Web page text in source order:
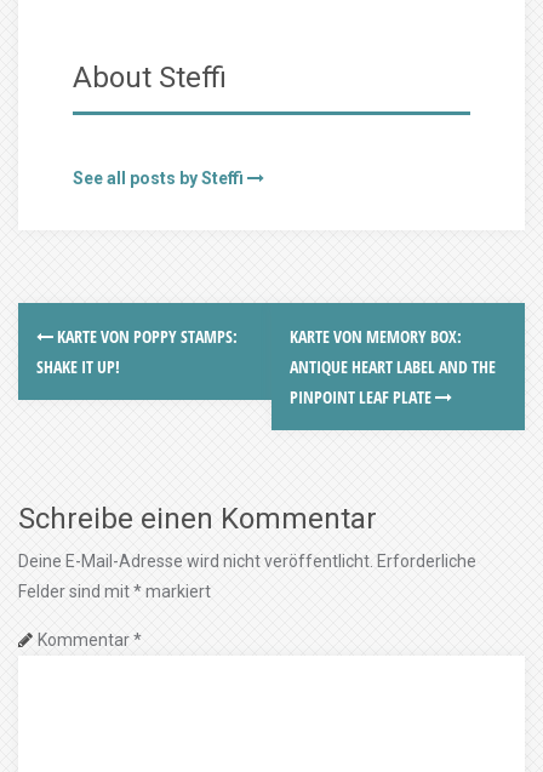
About Steffi
See all posts by Steffi
KARTE VON POPPY STAMPS:
SHAKE IT UP!
KARTE VON MEMORY BOX:
ANTIQUE HEART LABEL AND THE
PINPOINT LEAF PLATE
Schreibe einen Kommentar
Deine E-Mail-Adresse wird nicht veröffentlicht. Erforderliche
Felder sind mit*markiert
Kommentar*